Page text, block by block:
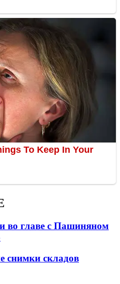
во главе с Пашиняном
снимки складов